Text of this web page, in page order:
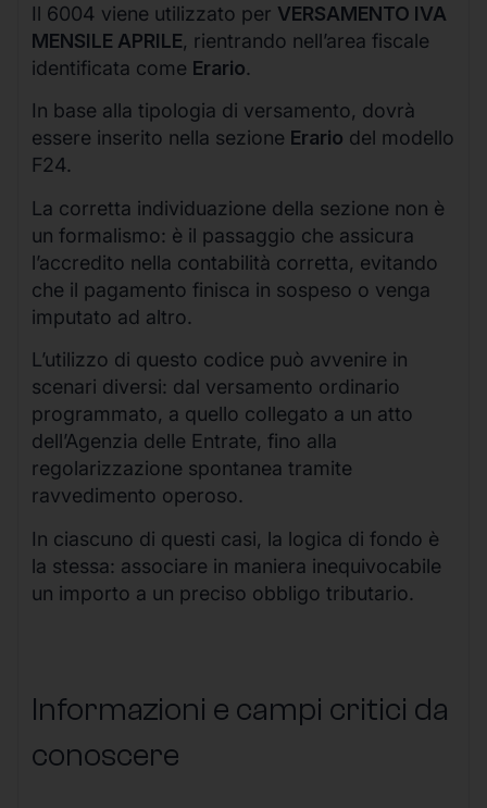
Il 6004 viene utilizzato per VERSAMENTO IVA
MENSILE APRILE, rientrando nell’area fiscale
identificata come Erario.
In base alla tipologia di versamento, dovrà
essere inserito nella sezione Erario del modello
F24.
La corretta individuazione della sezione non è
un formalismo: è il passaggio che assicura
l’accredito nella contabilità corretta, evitando
che il pagamento finisca in sospeso o venga
imputato ad altro.
L’utilizzo di questo codice può avvenire in
scenari diversi: dal versamento ordinario
programmato, a quello collegato a un atto
dell’Agenzia delle Entrate, fino alla
regolarizzazione spontanea tramite
ravvedimento operoso.
In ciascuno di questi casi, la logica di fondo è
la stessa: associare in maniera inequivocabile
un importo a un preciso obbligo tributario.
Informazioni e campi critici da
conoscere